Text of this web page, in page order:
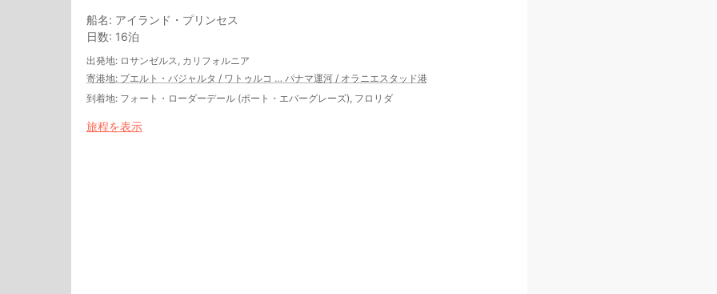
船名: アイランド・プリンセス
日数: 16泊
出発地: ロサンゼルス, カリフォルニア
寄港地: プエルト・バジャルタ / ワトゥルコ … パナマ運河/ オラニエスタッド港
到着地: フォート・ローダーデール (ポート・エバーグレーズ), フロリダ
旅程を表示